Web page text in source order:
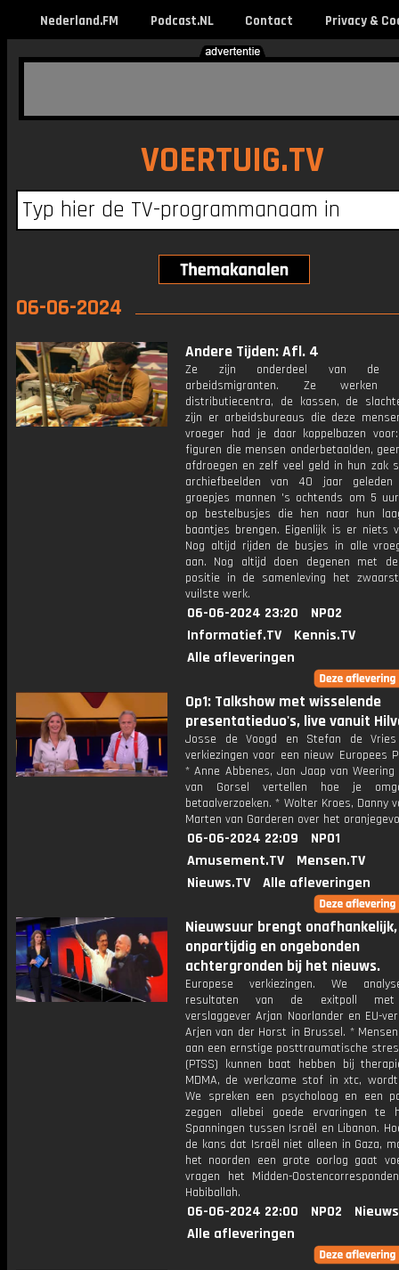
Nederland.FM Podcast.NL Contact Privacy &
VOERTUIG.TV
06-06-2024
Andere Tijden: Afl. 4
Ze zijn onderdeel van de
arbeidsmigranten. Ze
distributiecentra, de kassen, de
zijn er arbeidsbureaus die deze
vroeger had je daar koppelbazen
figuren die mensen onderbetaalden,
afdroegen en zelf veel geld in hun zak
archiefbeelden van 40 jaar
groepjes mannen 's ochtends om 5
op bestelbusjes die hen naar hun
baantjes brengen. Eigenlijk is er niets
Nog altijd rijden de busjes in alle
aan. Nog altijd doen degenen met
positie in de samenleving het
vuilste werk.
06-06-2024 23:20
NPO2
Informatief.TV
Kennis.TV
Alle afleveringen
Op1: Talkshow met wisselende
presentatieduo's, live vanuit
Josse de Voogd en Stefan de
verkiezingen voor een nieuw Europees
* Anne Abbenes, Jan Jaap van Weering
van Gorsel vertellen hoe je
betaalverzoeken. * Wolter Kroes, Danny
Marten van Garderen over het
06-06-2024 22:09
NPO1
Amusement.TV
Mensen.TV
Nieuws.TV
Alle afleveringen
Nieuwsuur brengt onafhankelijk,
onpartijdig en ongebonden
achtergronden bij het nieuws.
Europese verkiezingen. We
resultaten van de exitpoll met
verslaggever Arjan Noorlander en EU-
Arjen van der Horst in Brussel. *
aan een ernstige posttraumatische
(PTSS) kunnen baat hebben bij
MDMA, de werkzame stof in xtc,
We spreken een psycholoog en een
zeggen allebei goede ervaringen te
Spanningen tussen Israël en Libanon.
de kans dat Israël niet alleen in Gaza,
het noorden een grote oorlog gaat
vragen het Midden-
Habiballah.
06-06-2024 22:00 NPO2
Alle afleveringen